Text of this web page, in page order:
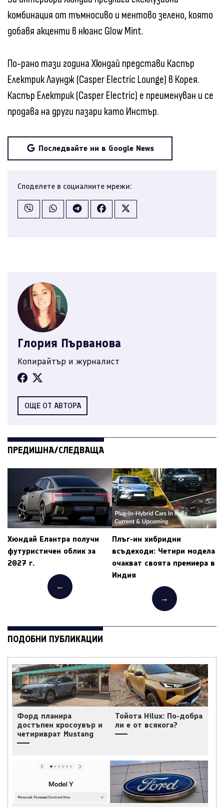
комбинация от тъмносиво и ментово зелено, която
добавя акценти в нюанс Glow Mint.
По-рано тази година Хюндай представи Каспър
Електрик Лаундж (Casper Electric Lounge) в Корея.
Каспър Електрик (Casper Electric) е преименуван и се
продава на други пазари като Инстър.
Последвайте ни в Google News
Споделете в социалните мрежи:
Глория Първанова
Копирайтър и журналист
ОЩЕ ОТ АВТОРА
ПРЕДИШНА/СЛЕДВАЩА
Хюндай Елантра получи
футуристичен облик за
2027 г.
←
Плъг-ин хибридни
всъдеходи: Четири модела
очакват своята премиера в
Индия
→
ПОДОБНИ ПУБЛИКАЦИИ
Форд планира
достъпен кросоувър и
четириврат Mustang
Тойота Hilux: По-добра
ли е от всякога?